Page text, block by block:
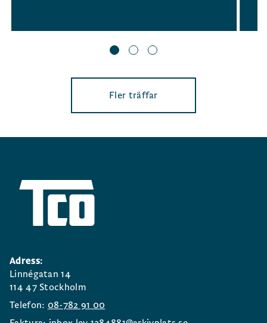
Fler träffar
Adress:
Linnégatan 14
114 47 Stockholm
Telefon: 08-782 91 00